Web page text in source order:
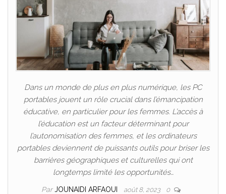
Dans un monde de plus en plus numérique, les PC
portables jouent un rôle crucial dans l’émancipation
éducative, en particulier pour les femmes. L’accès à
l’éducation est un facteur déterminant pour
l’autonomisation des femmes, et les ordinateurs
portables deviennent de puissants outils pour briser les
barrières géographiques et culturelles qui ont
longtemps limité les opportunités…
ParJOUNAIDI ARFAOUI août 8, 2023 0